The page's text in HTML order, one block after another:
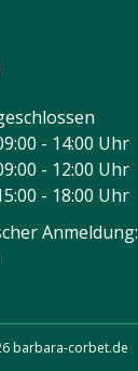
- 14:00 Uhr
- 12:00 Uhr
- 18:00 Uhr
Anmeldung:
barbara-corbet.de